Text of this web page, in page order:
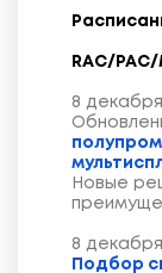
RAC/
8 декабря
Новые
8 декабря
Подбор